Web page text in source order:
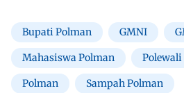
Bupati Polman GMNI
Mahasiswa Polman
Polman Sampah Polman